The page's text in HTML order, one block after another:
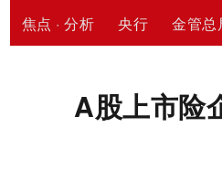
焦点 · 分析 央行 金管总
A股上市险